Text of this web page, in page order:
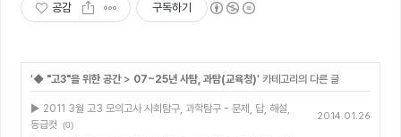
공감 구독하기
'◆ "고3"을 위한 공간 > 07~25년 사탐, 과탐(교육청)' 카테고리의 다른 글
▶ 2011 3월 고3 모의고사 사회탐구, 과학탐구 - 문제, 답, 해설,
등급컷
(0)
2014.01.26